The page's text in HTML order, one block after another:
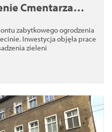
Cmentarza
zabytkowego ogrodzenia
Inwestycja objęła prace
zieleni